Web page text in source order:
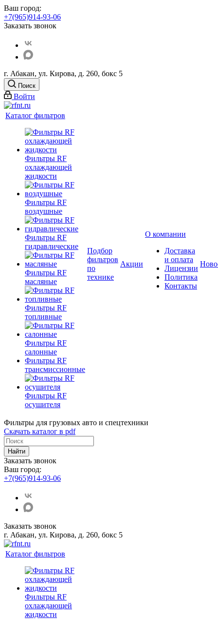
Ваш город:
+7(965)914-93-06
Заказать звонок
г. Абакан, ул. Кирова, д. 260, бокс 5
Поиск
Войти
Каталог фильтров
Фильтры RF
охлаждающей
жидкости
Фильтры RF
воздушные
Фильтры RF
гидравлические
Фильтры RF
масляные
Фильтры RF
топливные
Фильтры RF
салонные
Фильтры RF
трансмиссионные
Фильтры RF
осушителя
Подбор
фильтров
по
технике
Акции
О компании
Доставка
и оплата
Лицензии
Политика
Контакты
Фильтры для грузовых авто и спецтехники
Скачать каталог в pdf
Найти
Заказать звонок
Ваш город:
+7(965)914-93-06
Заказать звонок
г. Абакан, ул. Кирова, д. 260, бокс 5
Каталог фильтров
Фильтры RF
охлаждающей
жидкости